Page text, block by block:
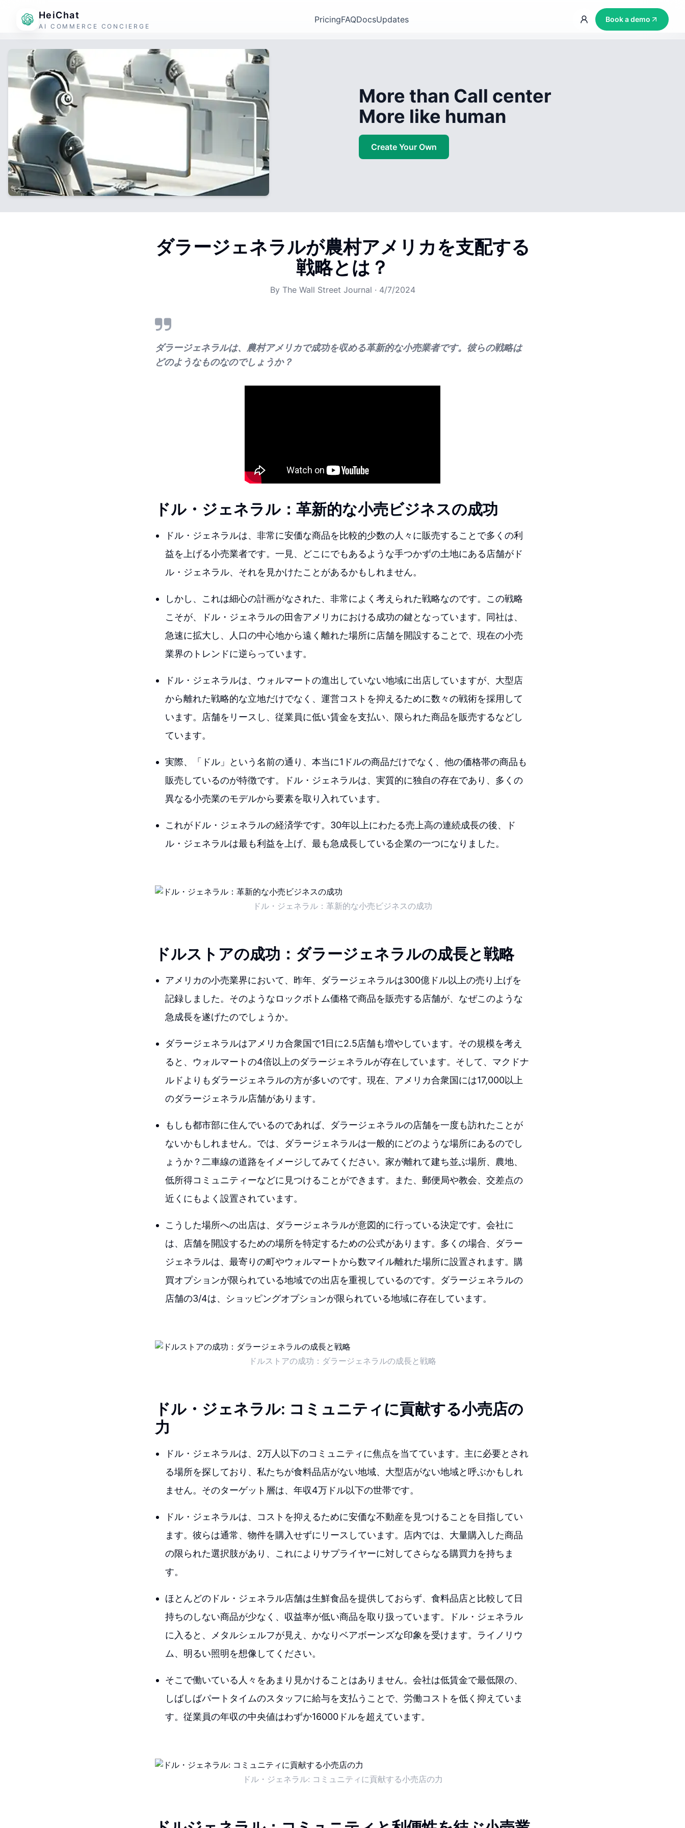
HeiChat
AI COMMERCE CONCIERGE
PricingFAQDocsUpdates Book a demo
More than Call center
More like human
Create Your Own
ダラージェネラルが農村アメリカを支配する
戦略とは？
By The Wall Street Journal · 4/7/2024
ダラージェネラルは、農村アメリカで成功を収める革新的な小売業者です。彼らの戦略は
どのようなものなのでしょうか？
ドル・ジェネラル：革新的な小売ビジネスの成功
ドル・ジェネラルは、非常に安価な商品を比較的少数の人々に販売することで多くの利
益を上げる小売業者です。一見、どこにでもあるような手つかずの土地にある店舗がド
ル・ジェネラル、それを見かけたことがあるかもしれません。
しかし、これは細心の計画がなされた、非常によく考えられた戦略なのです。この戦略
こそが、ドル・ジェネラルの田舎アメリカにおける成功の鍵となっています。同社は、
急速に拡大し、人口の中心地から遠く離れた場所に店舗を開設することで、現在の小売
業界のトレンドに逆らっています。
ドル・ジェネラルは、ウォルマートの進出していない地域に出店していますが、大型店
から離れた戦略的な立地だけでなく、運営コストを抑えるために数々の戦術を採用して
います。店舗をリースし、従業員に低い賃金を支払い、限られた商品を販売するなどし
ています。
実際、「ドル」という名前の通り、本当に1ドルの商品だけでなく、他の価格帯の商品も
販売しているのが特徴です。ドル・ジェネラルは、実質的に独自の存在であり、多くの
異なる小売業のモデルから要素を取り入れています。
これがドル・ジェネラルの経済学です。30年以上にわたる売上高の連続成長の後、ド
ル・ジェネラルは最も利益を上げ、最も急成長している企業の一つになりました。
ドル・ジェネラル：革新的な小売ビジネスの成功
ドルストアの成功：ダラージェネラルの成長と戦略
アメリカの小売業界において、昨年、ダラージェネラルは300億ドル以上の売り上げを
記録しました。そのようなロックボトム価格で商品を販売する店舗が、なぜこのような
急成長を遂げたのでしょうか。
ダラージェネラルはアメリカ合衆国で1日に2.5店舗も増やしています。その規模を考え
ると、ウォルマートの4倍以上のダラージェネラルが存在しています。そして、マクドナ
ルドよりもダラージェネラルの方が多いのです。現在、アメリカ合衆国には17,000以上
のダラージェネラル店舗があります。
もしも都市部に住んでいるのであれば、ダラージェネラルの店舗を一度も訪れたことが
ないかもしれません。では、ダラージェネラルは一般的にどのような場所にあるのでし
ょうか？二車線の道路をイメージしてみてください。家が離れて建ち並ぶ場所、農地、
低所得コミュニティーなどに見つけることができます。また、郵便局や教会、交差点の
近くにもよく設置されています。
こうした場所への出店は、ダラージェネラルが意図的に行っている決定です。会社に
は、店舗を開設するための場所を特定するための公式があります。多くの場合、ダラー
ジェネラルは、最寄りの町やウォルマートから数マイル離れた場所に設置されます。購
買オプションが限られている地域での出店を重視しているのです。ダラージェネラルの
店舗の3/4は、ショッピングオプションが限られている地域に存在しています。
ドルストアの成功：ダラージェネラルの成長と戦略
ドル・ジェネラル: コミュニティに貢献する小売店の
力
ドル・ジェネラルは、2万人以下のコミュニティに焦点を当てています。主に必要とされ
る場所を探しており、私たちが食料品店がない地域、大型店がない地域と呼ぶかもしれ
ません。そのターゲット層は、年収4万ドル以下の世帯です。
ドル・ジェネラルは、コストを抑えるために安価な不動産を見つけることを目指してい
ます。彼らは通常、物件を購入せずにリースしています。店内では、大量購入した商品
の限られた選択肢があり、これによりサプライヤーに対してさらなる購買力を持ちま
す。
ほとんどのドル・ジェネラル店舗は生鮮食品を提供しておらず、食料品店と比較して日
持ちのしない商品が少なく、収益率が低い商品を取り扱っています。ドル・ジェネラル
に入ると、メタルシェルフが見え、かなりベアボーンズな印象を受けます。ライノリウ
ム、明るい照明を想像してください。
そこで働いている人々をあまり見かけることはありません。会社は低賃金で最低限の、
しばしばパートタイムのスタッフに給与を支払うことで、労働コストを低く抑えていま
す。従業員の年収の中央値はわずか16000ドルを超えています。
ドル・ジェネラル: コミュニティに貢献する小売店の力